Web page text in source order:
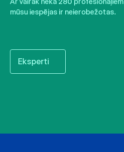
mūsu iespējas ir neierobežotas.
Eksperti